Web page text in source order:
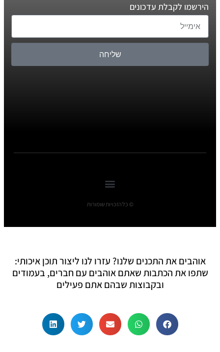
הירשמו לקבלת עדכונים
שליחה
© כל הזכויות שומורות
אוהבים את התכנים שלנו? עזרו לנו ליצור תוכן איכותי:
שתפו את הכתבות שאתם אוהבים עם חברים, בעמודים
ובקבוצות שבהם אתם פעילים